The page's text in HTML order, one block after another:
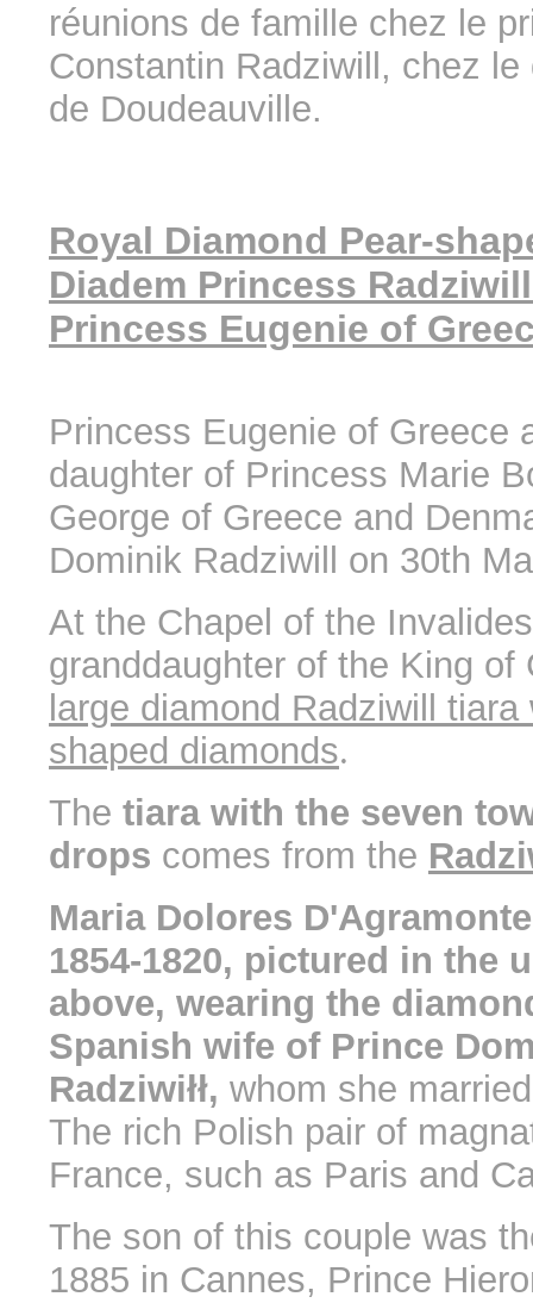
réunions de famille chez le
Constantin Radziwill, chez
de Doudeauville.
Royal Diamond Pear-
Diadem Princess
Princess Eugenie of
Princess Eugenie of Greece
daughter of Princess Marie
George of Greece and
Dominik Radziwill on 30th
At the Chapel of the
granddaughter of the King of
large diamond Radziwill
shaped diamonds.
The tiara with the seven
drops comes from the
Maria Dolores
1854-1820, pictured in the
above, wearing the
Spanish wife of Prince
Radziwiłł, whom she
The rich Polish pair of
France, such as Paris and
The son of this couple was
1885 in Cannes, Prince